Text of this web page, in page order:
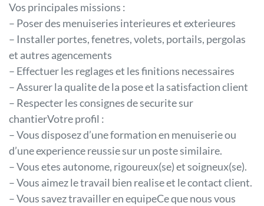
Vos principales missions :
– Poser des menuiseries interieures et exterieures
– Installer portes, fenetres, volets, portails, pergolas
et autres agencements
– Effectuer les reglages et les finitions necessaires
– Assurer la qualite de la pose et la satisfaction client
– Respecter les consignes de securite sur
chantierVotre profil :
– Vous disposez d’une formation en menuiserie ou
d’une experience reussie sur un poste similaire.
– Vous etes autonome, rigoureux(se) et soigneux(se).
– Vous aimez le travail bien realise et le contact client.
– Vous savez travailler en equipeCe que nous vous